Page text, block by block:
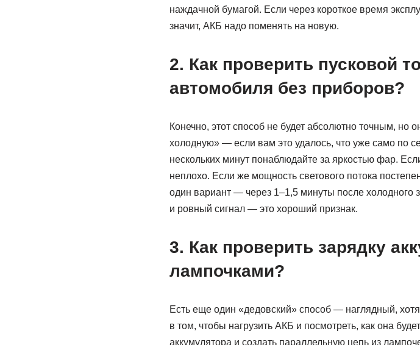
наждачной бумагой. Если через короткое время
значит, АКБ надо поменять на новую.
2. Как проверить пусковой
автомобиля без приборов?
Конечно, этот способ не будет абсолютно точным,
холодную» — если вам это удалось, что уже само по
нескольких минут понаблюдайте за яркостью фар.
неплохо. Если же мощность светового потока
один вариант — через 1–1,5 минуты после холодного
и ровный сигнал — это хороший признак.
3. Как проверить зарядку
лампочками?
Есть еще один «дедовский» способ — наглядный,
в том, чтобы нагрузить АКБ и посмотреть, как она
аккумулятора и создать параллельную цепь из